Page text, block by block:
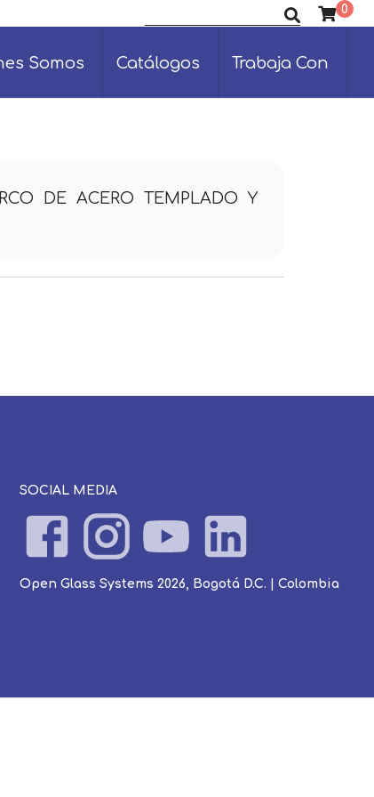
0
Somos Catálogos Trabaja Con
DE ACERO TEMPLADO Y
SOCIAL MEDIA
Open Glass Systems 2026, Bogotá D.C. | Colombia